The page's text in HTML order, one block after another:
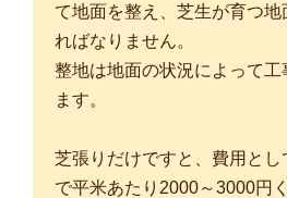
て地面を整え、芝生が育つ
ればなりません。
整地は地面の状況によって工
ます。
芝張りだけですと、費用と
で平米あたり2000～3000円